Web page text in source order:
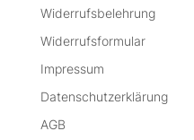
Widerrufsbelehrung
Widerrufsformular
Impressum
Datenschutzerklärung
AGB